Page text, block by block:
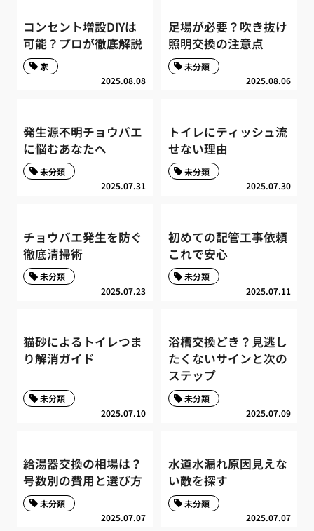
コンセント増設DIYは
可能？プロが徹底解説
2025.08.08
家
足場が必要？吹き抜け
照明交換の注意点
2025.08.06
未分類
発生源不明チョウバエ
に悩むあなたへ
2025.07.31
未分類
トイレにティッシュ流
せない理由
2025.07.30
未分類
チョウバエ発生を防ぐ
徹底清掃術
2025.07.23
未分類
初めての配管工事依頼
これで安心
2025.07.11
未分類
猫砂によるトイレつま
り解消ガイド
2025.07.10
未分類
浴槽交換どき？見逃し
たくないサインと次の
ステップ
2025.07.09
未分類
給湯器交換の相場は？
号数別の費用と選び方
2025.07.07
未分類
水道水漏れ原因見えな
い敵を探す
2025.07.07
未分類